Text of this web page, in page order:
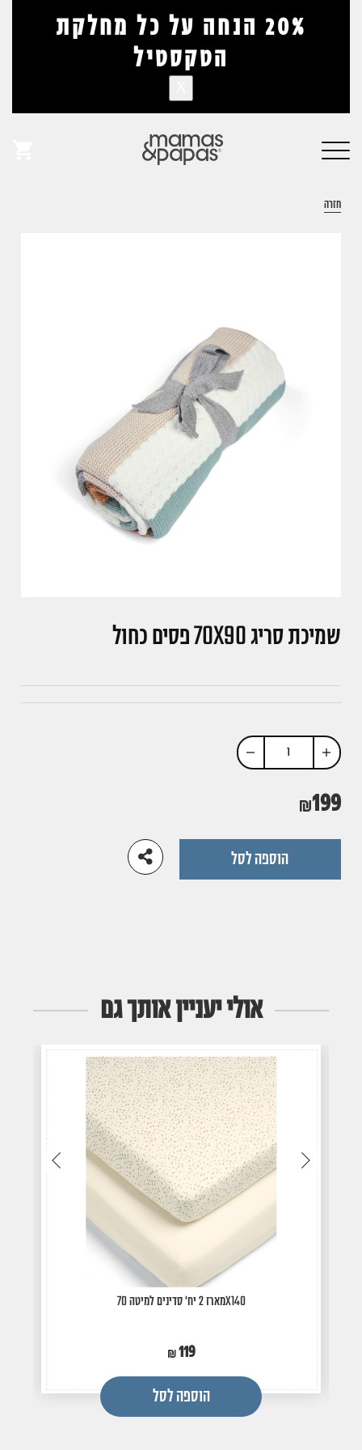
20% הנחה על כל מחלקת
הטקסטיל
אין מוצרים בעגלה
חזרה
שמיכת סריג 70X90 פסים כחול
הוסף
מוצר
החסר
199
הוספה לסל
אולי יעניין אותך גם
עבור
לתמונה
עבור
לתמונה
הבאה
מארז 2 יח' סדינים למיטה 70X140
119
הוספה לסל